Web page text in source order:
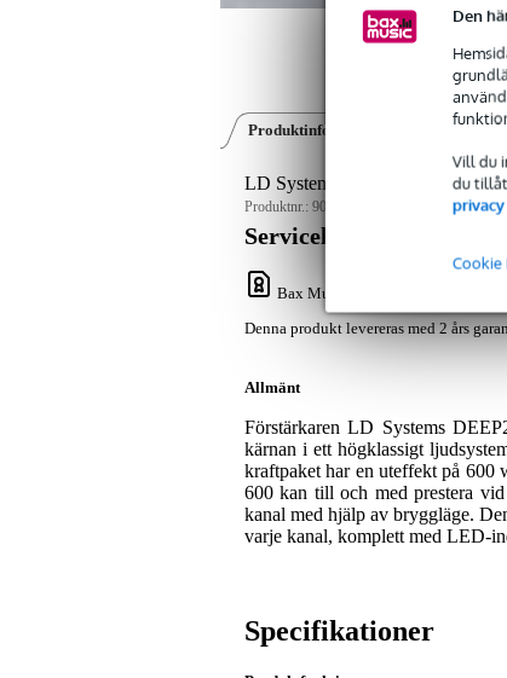
Den
Vill du
du
Produktinformation Recensioner
LD Systems DEEP2 600 2-
Produktnr.: 9000-0058-9554
Servicelöfte
Bax Music Garanti
Denna produkt levereras med 2 års
Allmänt
Förstärkaren LD Systems
kärnan i ett högklassigt
kraftpaket har en uteffekt på 600
600 kan till och med prestera
kanal med hjälp av bryggläge.
varje kanal, komplett med LED-
Specifikationer